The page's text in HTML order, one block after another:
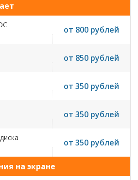
от 800 рублей
от 850 рублей
от 350 рублей
от 350 рублей
от 350 рублей
на экране